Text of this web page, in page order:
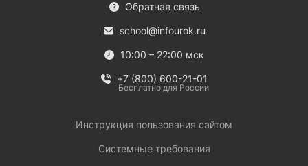
Обратная связь
school@infourok.ru
10:00 – 22:00 мск
+7 (800) 600-21-01
Бесплатно для России
Инструкция пользования сайтом
Системные требования